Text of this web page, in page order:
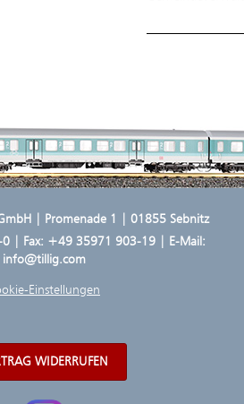
| Promenade 1 | 01855 Sebnitz
0| Fax: +49 35971 903-19 | E-Mail:
info@tillig.com
Einstellungen
WIDERRUFEN